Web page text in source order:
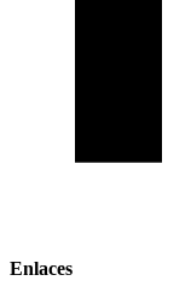
Enlaces